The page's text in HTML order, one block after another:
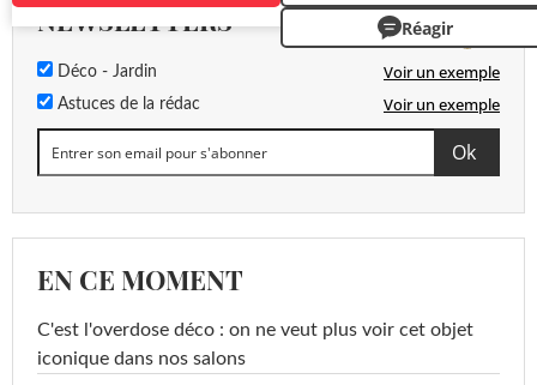
Réagir
NEWSLETTERS
Déco - Jardin Voir un exemple
Astuces de la rédac Voir un exemple
EN CE MOMENT
C'est l'overdose déco : on ne veut plus voir cet objet
iconique dans nos salons